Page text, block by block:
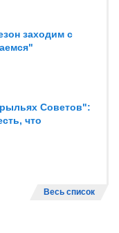
заходим с
Советов":
что
Весь список